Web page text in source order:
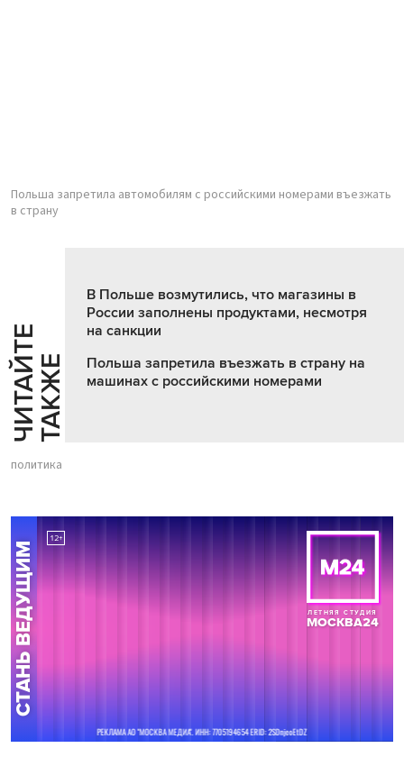
Польша запретила автомобилям с российскими номерами въезжать
в страну
Ч
И
Т
АЙ
Т
Е
Т
А
К
ЖЕ
В Польше возмутились, что магазины в
России заполнены продуктами, несмотря
на санкции
Польша запретила въезжать в страну на
машинах с российскими номерами
политика